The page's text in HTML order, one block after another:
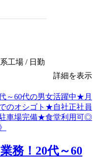
工場 / 日勤
詳細を表示
務！20代～60